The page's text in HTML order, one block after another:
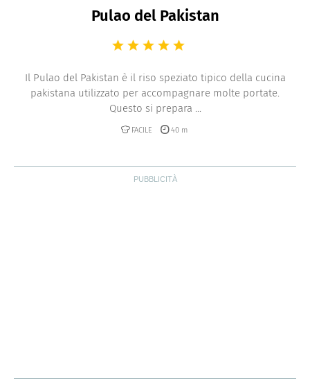
Pulao del Pakistan
Il Pulao del Pakistan è il riso speziato tipico della cucina
pakistana utilizzato per accompagnare molte portate.
Questo si prepara ...
FACILE 40 m